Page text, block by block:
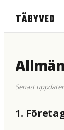
TÄBYVED
Senast
1.